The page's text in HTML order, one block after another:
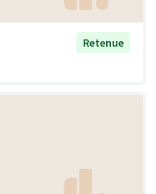
Retenue